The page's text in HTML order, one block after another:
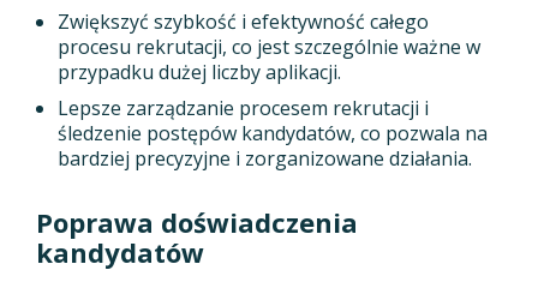
Zwiększyć szybkość i efektywność całego
procesu rekrutacji, co jest szczególnie ważne w
przypadku dużej liczby aplikacji.
Lepsze zarządzanie procesem rekrutacji i
śledzenie postępów kandydatów, co pozwala na
bardziej precyzyjne i zorganizowane działania.
Poprawa doświadczenia
kandydatów